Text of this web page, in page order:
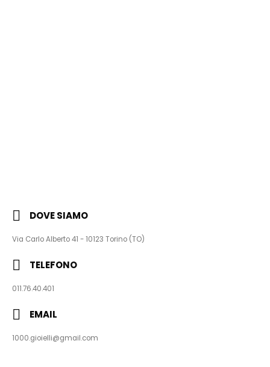
DOVE SIAMO
Via Carlo Alberto 41 - 10123 Torino (TO)
TELEFONO
011.76.40.401
EMAIL
1000.gioielli@gmail.com